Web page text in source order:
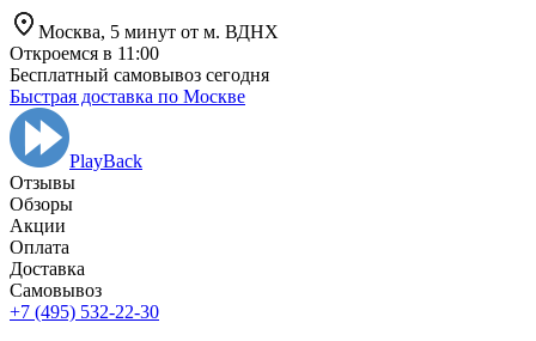
Москва, 5 минут от м. ВДНХ
Откроемся в 11:00
Бесплатный самовывоз сегодня
Быстрая доставка по Москве
PlayBack
Отзывы
Обзоры
Aкции
Оплата
Доставка
Самовывоз
+7 (495) 532-22-30